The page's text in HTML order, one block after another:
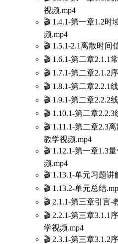
视频.mp4
🎬 1.4.1-第一章1.2
频.mp4
🎬 1.5.1-2.1离散时间
🎬 1.6.1-第二章2.1.1
🎬 1.7.1-第二章2.1.2
🎬 1.8.1-第二章2.2.1
🎬 1.9.1-第二章2.2.2
🎬 1.10.1-第二章
🎬 1.11.1-第二章2.3
教学视频.mp4
🎬 1.12.1-第一章1.3
频.mp4
🎬 1.13.1-单元习题讲
🎬 1.13.2-单元总结
🎬 2.1.1-第三章引言-
🎬 2.2.1-第三章3.1.1
学视频.mp4
🎬 2.3.1-第三章3.1.2